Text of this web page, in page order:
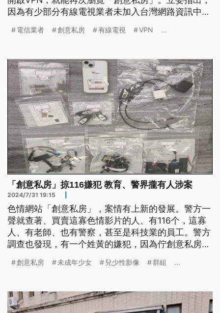
因為有少部分有線電視業者未加入台灣網路資訊中心
管網際網路接取服務提供者，對此NCC回應將成立電
電信業者 創意私房 有線電視 VPN ...
「創意私房」掠116嫌犯 教育、警界攏有人涉案
2024/7/31 19:15
色情網站「創意私房」，案情有上新的發展。警方一
聲就查著、買賣這寡色情影片的人、有116个，這寡
人、有老師、也有警察，甚至是科技業的員工。警方
調查也發現，有一个姓黃的嫌犯，因為佇創意私房、
寡未成年少女，拍私密影像來賣錢，欲到1百个查某
前面是台語文)
創意私房 未成年少女 兒少性影像 群組 ...